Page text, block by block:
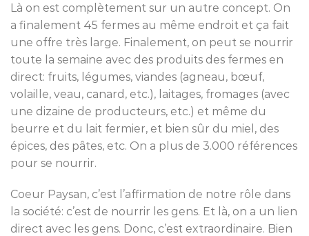
Là on est complètement sur un autre concept. On
a finalement 45 fermes au même endroit et ça fait
une offre très large. Finalement, on peut se nourrir
toute la semaine avec des produits des fermes en
direct: fruits, légumes, viandes (agneau, bœuf,
volaille, veau, canard, etc.), laitages, fromages (avec
une dizaine de producteurs, etc.) et même du
beurre et du lait fermier, et bien sûr du miel, des
épices, des pâtes, etc. On a plus de 3.000 références
pour se nourrir.
Coeur Paysan, c’est l’affirmation de notre rôle dans
la société: c’est de nourrir les gens. Et là, on a un lien
direct avec les gens. Donc, c’est extraordinaire. Bien